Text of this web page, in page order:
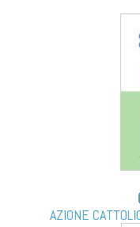
AZIONE